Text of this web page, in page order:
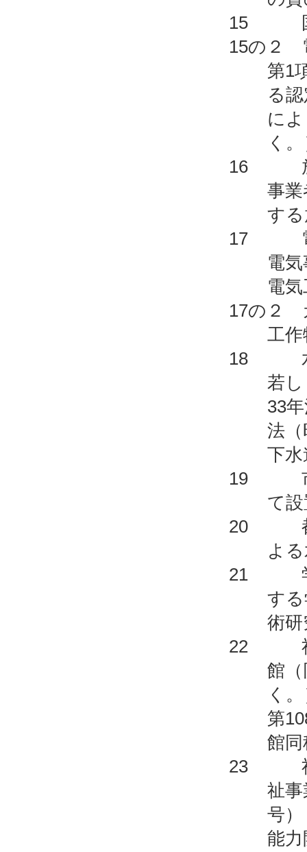
15 国又
15の２
第1
る
に
く
16 放送
事
す
17 電気
電
電
17の２
工作
18 水道
若
33
法
下
19 市町
て
20 都道
よ
21 学校
す
術
22 社会
館
く
第
館
23 社会
祉
号
能